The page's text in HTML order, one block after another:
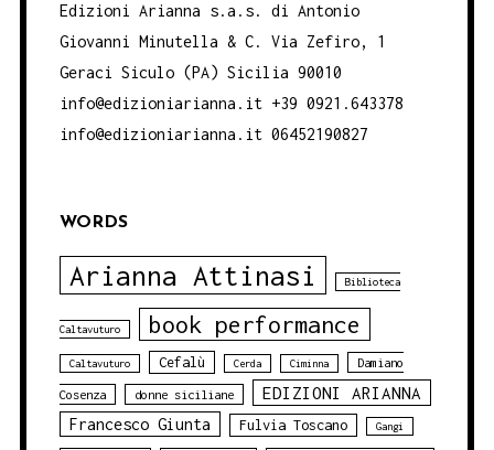
Edizioni Arianna s.a.s. di Antonio
Giovanni Minutella & C. Via Zefiro, 1
Geraci Siculo (PA) Sicilia 90010
info@edizioniarianna.it +39 0921.643378
info@edizioniarianna.it 06452190827
WORDS
Arianna Attinasi Biblioteca
Caltavuturo book performance
Caltavuturo Cefalù Cerda Ciminna Damiano
Cosenza donne siciliane EDIZIONI ARIANNA
Francesco Giunta Fulvia Toscano Gangi